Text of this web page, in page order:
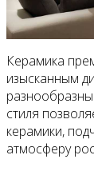
Керамика
изысканным
стиля
керамики,
атмосферу